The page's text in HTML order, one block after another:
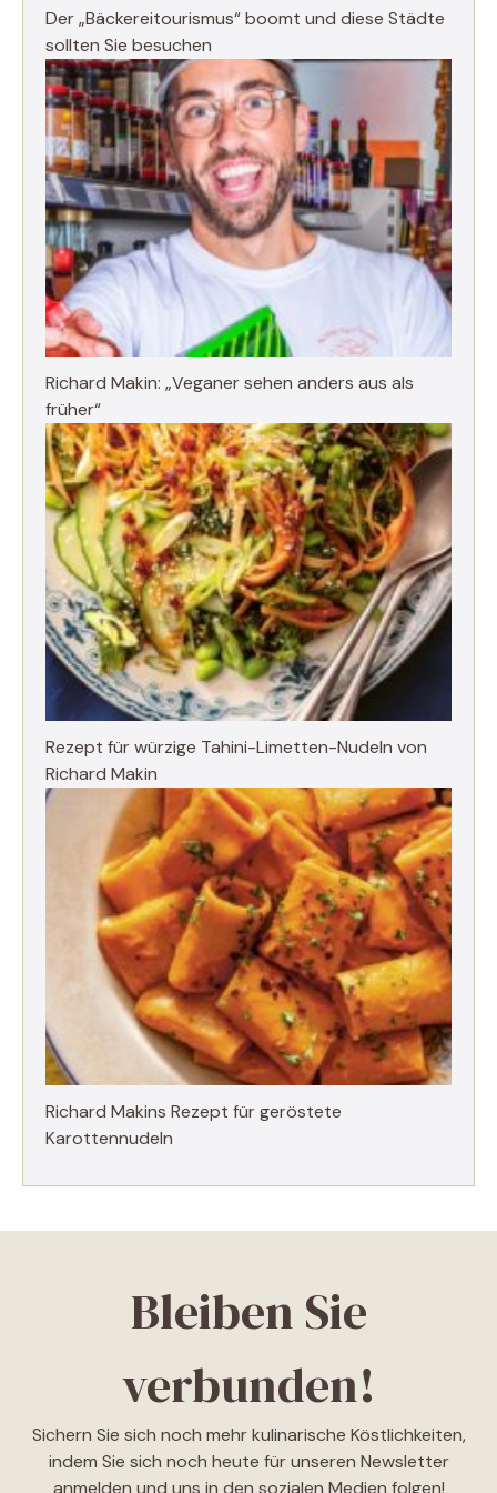
Der „Bäckereitourismus“ boomt und diese Städte
sollten Sie besuchen
Richard Makin: „Veganer sehen anders aus als
früher“
Rezept für würzige Tahini-Limetten-Nudeln von
Richard Makin
Richard Makins Rezept für geröstete
Karottennudeln
Bleiben Sie
verbunden!
Sichern Sie sich noch mehr kulinarische Köstlichkeiten,
indem Sie sich noch heute für unseren Newsletter
anmelden und uns in den sozialen Medien folgen!